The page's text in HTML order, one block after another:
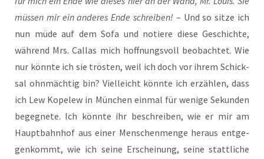
müs­sen mir ein ande­res Ende schrei­ben! – Und so sit­ze ich
nun müde auf dem Sofa und notie­re die­se Geschich­te,
wäh­rend Mrs. Cal­las mich hoff­nungs­voll beob­ach­tet. Wie
nur könn­te ich sie trös­ten, weil ich doch vor ihrem Schick­
sal ohn­mäch­tig bin? Viel­leicht könn­te ich erzäh­len, dass
ich Lew Kope­lew in Mün­chen ein­mal für weni­ge Sekun­den
begeg­ne­te. Ich könn­te ihr beschrei­ben, wie er mir am
Haupt­bahn­hof aus einer Men­schen­men­ge her­aus ent­ge­
gen­kommt, wie ich sei­ne Erschei­nung, sei­ne statt­li­che